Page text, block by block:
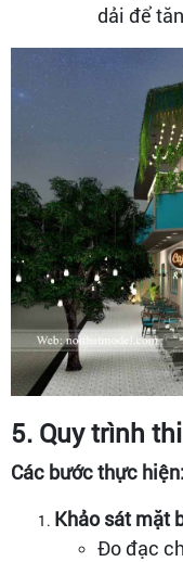
dải để
5. Quy trình
Các bước thực hiện:
Khảo sát mặt
Đo đạc